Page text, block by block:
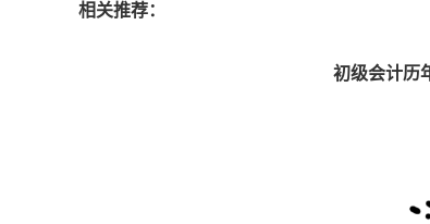
相关推荐：
初级会计历